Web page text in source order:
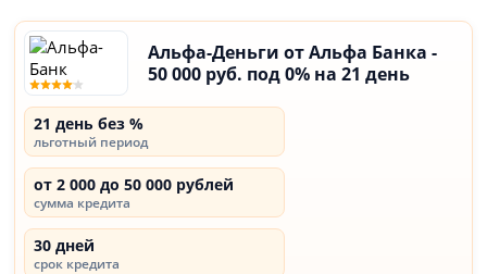
Альфа-Деньги от Альфа Банка -
50 000 руб. под 0% на 21 день
21 день без %
льготный период
от 2 000 до 50 000 рублей
сумма кредита
30 дней
срок кредита